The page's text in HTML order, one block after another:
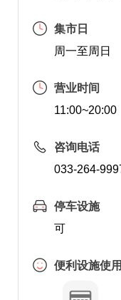
集市日
周一至周日
营业时间
11:00~20:00
咨询电话
033-264-
停车设施
可
便利设施使